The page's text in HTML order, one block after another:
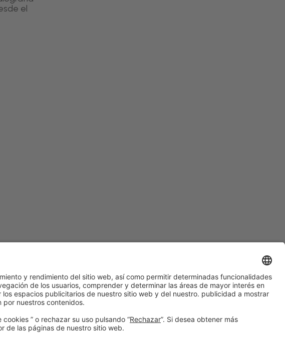
el
#HOSTELCO2028
en las redes sociales